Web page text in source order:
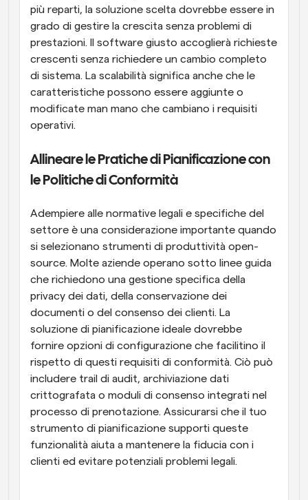
più reparti, la soluzione scelta dovrebbe essere in
grado di gestire la crescita senza problemi di
prestazioni. Il software giusto accoglierà richieste
crescenti senza richiedere un cambio completo
di sistema. La scalabilità significa anche che le
caratteristiche possono essere aggiunte o
modificate man mano che cambiano i requisiti
operativi.
Allineare le Pratiche di Pianificazione con
le Politiche di Conformità
Adempiere alle normative legali e specifiche del
settore è una considerazione importante quando
si selezionano strumenti di produttività open-
source. Molte aziende operano sotto linee guida
che richiedono una gestione specifica della
privacy dei dati, della conservazione dei
documenti o del consenso dei clienti. La
soluzione di pianificazione ideale dovrebbe
fornire opzioni di configurazione che facilitino il
rispetto di questi requisiti di conformità. Ciò può
includere trail di audit, archiviazione dati
crittografata o moduli di consenso integrati nel
processo di prenotazione. Assicurarsi che il tuo
strumento di pianificazione supporti queste
funzionalità aiuta a mantenere la fiducia con i
clienti ed evitare potenziali problemi legali.